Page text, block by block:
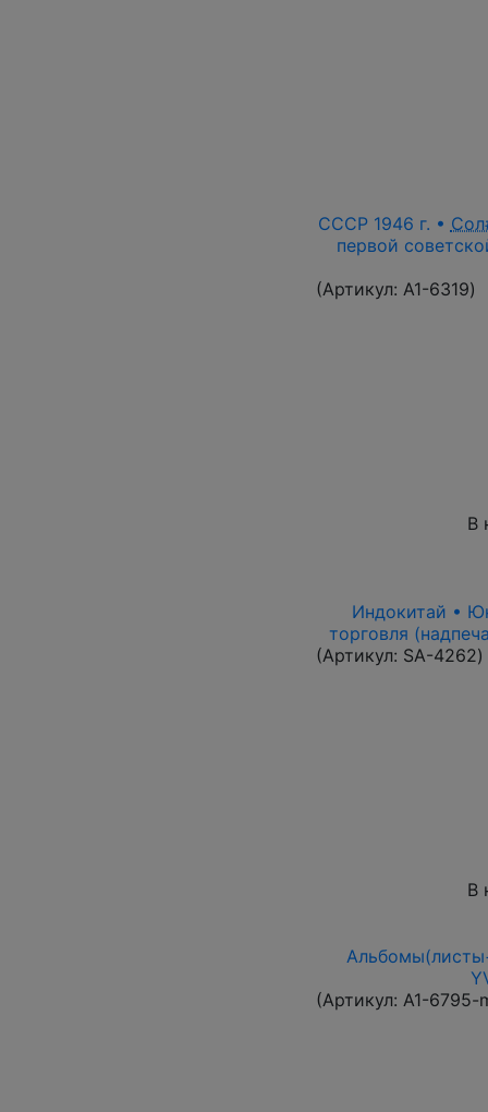
СССР 1946 г. •
первой
(Артикул: A1-6319)
В
Индокитай •
торговля
(Артикул: SA-4262)
В
(Артикул: A1-6795-